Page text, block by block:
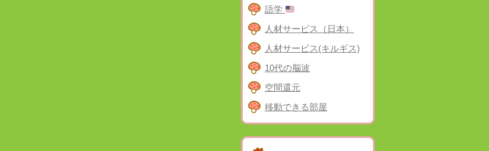
語学
人材サービス（日本）
人材サービス(キルギス)
10代の脳波
空間還元
移動できる部屋